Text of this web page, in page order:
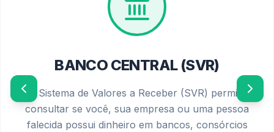
BANCO CENTRAL (SVR)
O Sistema de Valores a Receber (SVR) permite
consultar se você, sua empresa ou uma pessoa
falecida possui dinheiro em bancos, consórcios